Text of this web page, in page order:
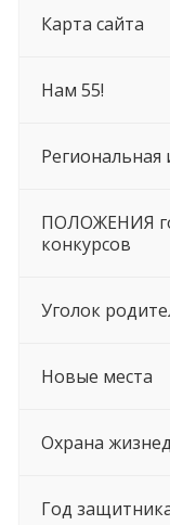
Карта сайта
Нам 55!
ПОЛОЖЕНИЯ
конкурсов
Уголок
Новые места
Охрана
Год